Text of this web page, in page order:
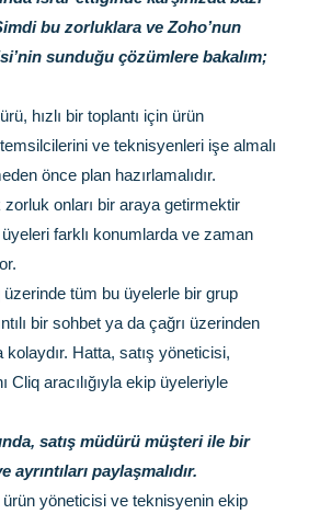
bu zorluklara ve Zoho’nun
sunduğu çözümlere bakalım;
hızlı bir toplantı için ürün
temsilcilerini ve teknisyenleri işe almalı
önce plan hazırlamalıdır.
onları bir araya getirmektir
farklı konumlarda ve zaman
üzerinde tüm bu üyelerle bir grup
bir sohbet ya da çağrı üzerinden
Hatta, satış yöneticisi,
Cliq aracılığıyla ekip üyeleriyle
satış müdürü müşteri ile bir
ayrıntıları paylaşmalıdır.
ürün yöneticisi ve teknisyenin ekip